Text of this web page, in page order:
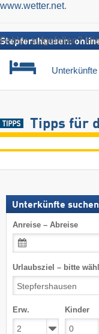
www.wetter.net.
Fehler aufgefallen?
Stepfershausen:
Unterkünfte
Tipps für
Unterkünfte suchen
Anreise – Abreise
Urlaubsziel – bitte
Erw. Kinder